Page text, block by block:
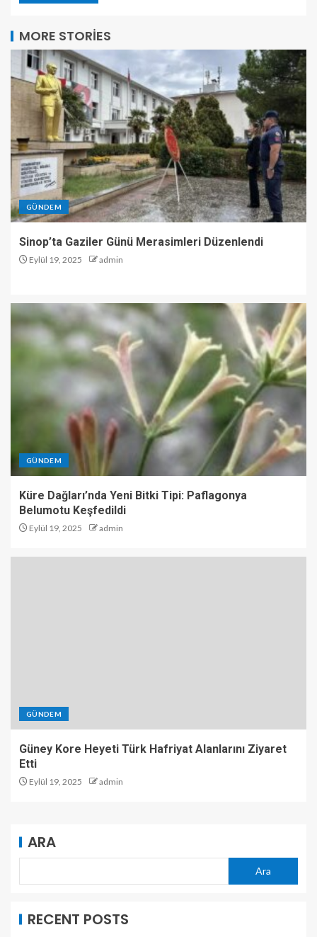
MORE STORIES
GÜNDEM
Sinop’ta Gaziler Günü Merasimleri Düzenlendi
Eylül 19, 2025 admin
GÜNDEM
Küre Dağları’nda Yeni Bitki Tipi: Paflagonya
Belumotu Keşfedildi
Eylül 19, 2025 admin
GÜNDEM
Güney Kore Heyeti Türk Hafriyat Alanlarını Ziyaret
Etti
Eylül 19, 2025 admin
ARA
Ara
RECENT POSTS